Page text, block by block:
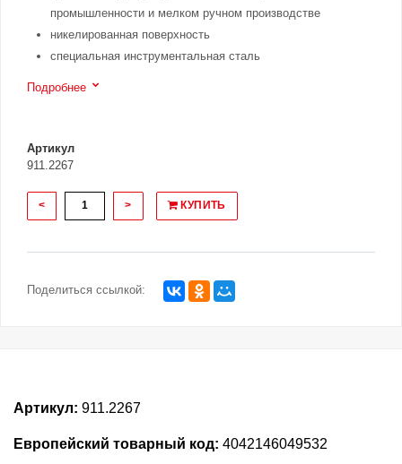
промышленности и мелком ручном производстве
никелированная поверхность
специальная инструментальная сталь
Подробнее
Артикул
911.2267
< > КУПИТЬ
Поделиться ссылкой:
Артикул: 911.2267
Европейский товарный код: 4042146049532